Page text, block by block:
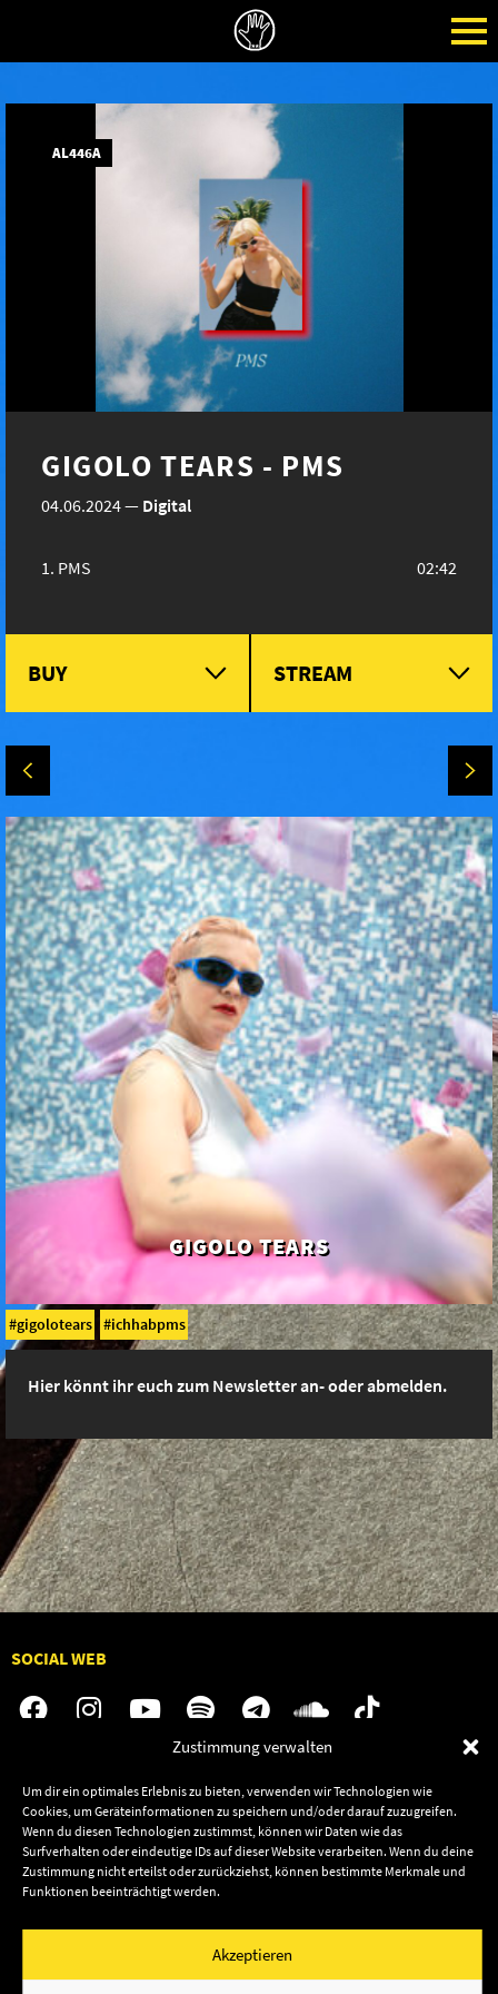
Zustimmung verwalten
Um dir ein optimales Erlebnis zu bieten, verwenden wir Technologien wie
Cookies, um Geräteinformationen zu speichern und/oder darauf zuzugreifen.
Wenn du diesen Technologien zustimmst, können wir Daten wie das
Surfverhalten oder eindeutige IDs auf dieser Website verarbeiten. Wenn du deine
Zustimmung nicht erteilst oder zurückziehst, können bestimmte Merkmale und
Funktionen beeinträchtigt werden.
Akzeptieren
AL446A
GIGOLO TEARS - PMS
04.06.2024— Digital
PMS 02:42
BUY STREAM
GIGOLO TEARS
gigolotears ichhabpms
Hier könnt ihr euch zum Newsletter an- oder abmelden.
SOCIAL WEB
Audiolith
News
Artists
Releases
Jobs
Kontakt
Termine
Shop